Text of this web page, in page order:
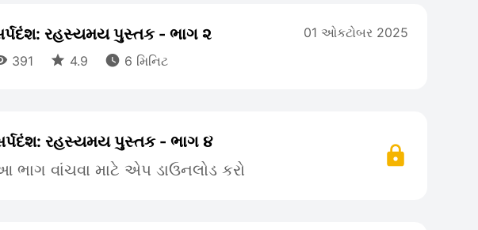
રહસ્યમય પુસ્તક - ભાગ ૨
391  4.9  6 મિનિટ
01 ઓકટોબર 2025
રહસ્યમય પુસ્તક - ભાગ ૪
ભાગ વાંચવા માટે એપ ડાઉનલોડ કરો